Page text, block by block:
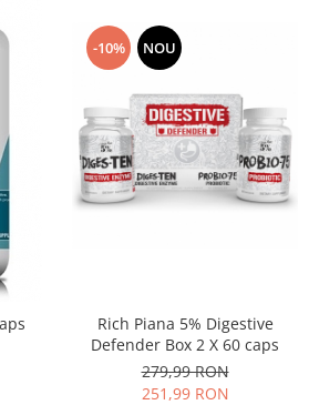
-10% NOU
Rich Piana 5% Digestive
Defender Box 2 X 60 caps
279,99 RON
251,99 RON